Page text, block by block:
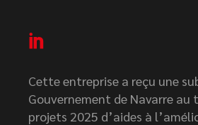
Cette entreprise a reçu une
Gouvernement de Navarre au
projets 2025 d’aides à